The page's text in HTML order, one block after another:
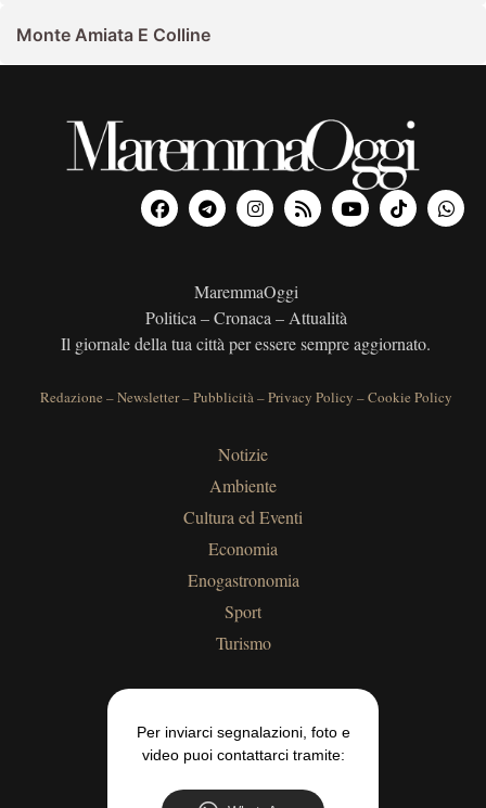
Monte Amiata E Colline
MaremmaOggi
Politica – Cronaca – Attualità
Il giornale della tua città per essere sempre aggiornato.
Redazione –Newsletter–Pubblicità–Privacy Policy –Cookie Policy
Notizie
Ambiente
Cultura ed Eventi
Economia
Enogastronomia
Sport
Turismo
Per inviarci segnalazioni, foto e
video puoi contattarci tramite: